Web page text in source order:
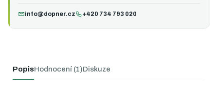
info@dopner.cz +420 734 793 020
PopisHodnocení (1)Diskuze